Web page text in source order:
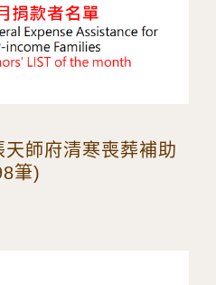
師府清寒喪葬補助
筆)